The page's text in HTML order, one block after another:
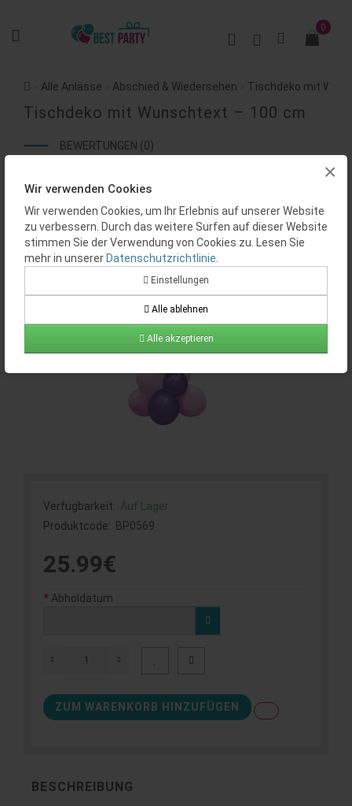
×
Wir verwenden Cookies
Wir verwenden Cookies, um Ihr Erlebnis auf unserer Website
zu verbessern. Durch das weitere Surfen auf dieser Website
stimmen Sie der Verwendung von Cookies zu. Lesen Sie
mehr in unserer Datenschutzrichtlinie
Einstellungen
Alle ablehnen
Alle akzeptieren
0
Alle Anlässe Abschied & Wiedersehen Tischdeko mit
Tischdeko mit Wunschtext – 100 cm
BEWERTUNGEN (0)
Verfügbarkeit: Auf Lager
Produktcode: BP0569
25.99€
Abholdatum
ZUM WARENKORB HINZUFÜGEN
BESCHREIBUNG